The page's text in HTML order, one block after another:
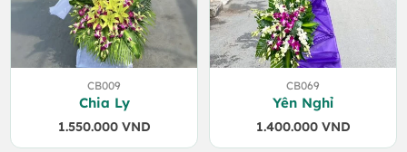
CB009
Chia Ly
1.550.000 VND
CB069
Yên Nghỉ
1.400.000 VND